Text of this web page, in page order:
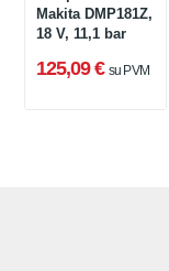
Makita DMP181Z,
18 V, 11,1 bar
125,09 € su PVM